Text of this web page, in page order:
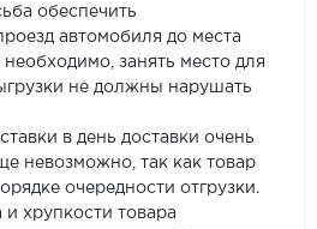
обеспечить
автомобиля до места
необходимо, занять место для
не должны нарушать
в день доставки очень
невозможно, так как товар
очередности отгрузки.
хрупкости товара